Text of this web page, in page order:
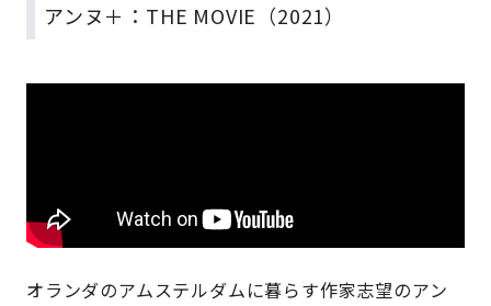
アンヌ＋：THE MOVIE（2021）
オランダのアムステルダムに暮らす作家志望のアン